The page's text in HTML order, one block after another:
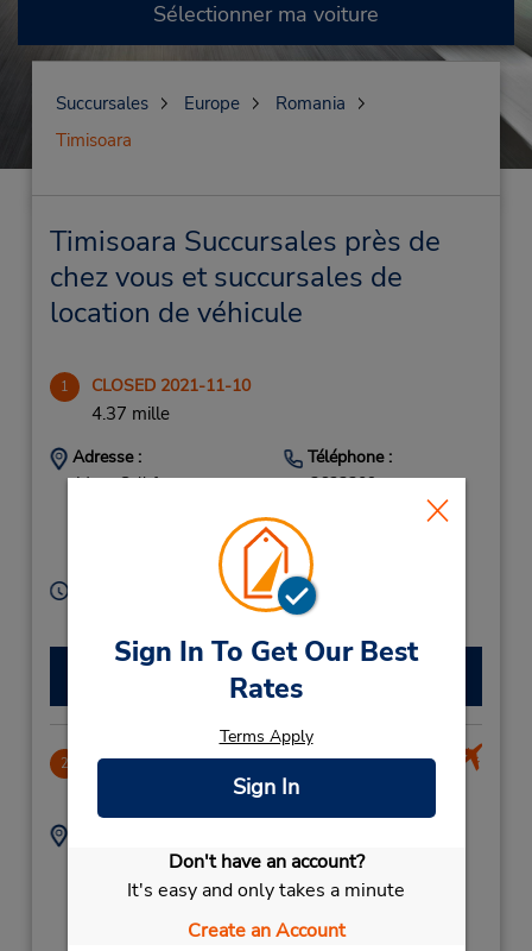
Sign In To Get Our Best
Rates
Terms Apply
Sign In
Don't have an account?
It's easy and only takes a minute
Create an Account
Sélectionner ma voiture
Succursales Europe
Romania
Timisoara
Timisoara Succursales près de
chez vous et succursales de
location de véhicule
1 CLOSED 2021-11-10
4.37 mille
Adresse :
Must Call for
Timisoara,
Téléphone :
3623309
Heures d'exploitation :
Free pickup service available
Faire une réservation
2 Timisoara Airport
Adresse :
Timisoara International
Airport,
723623309